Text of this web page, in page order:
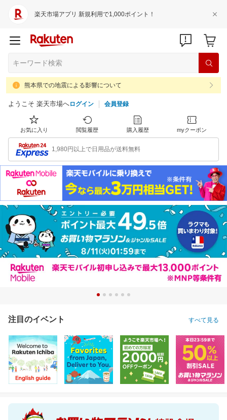
楽天市場アプリ 新規利用で1,000ポイント！
熊本県での地震による影響について
ようこそ 楽天市場へログイン 会員登録
お気に入り 閲覧履歴 購入履歴 myクーポン
1,980円以上で日用品が送料無料
注目のイベント すべて見る